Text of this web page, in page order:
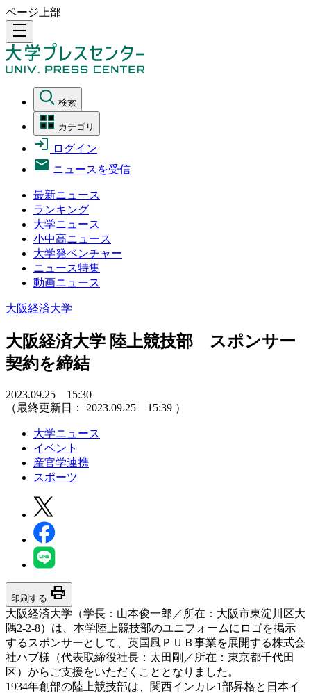
ページ上部
density_medium
検索
カテゴリ
ログイン
ニュースを受信
最新ニュース
ランキング
大学ニュース
小中高ニュース
大学発ベンチャー
ニュース特集
動画ニュース
大阪経済大学
大阪経済大学 陸上競技部 スポンサー
契約を締結
2023.09.25 15:30
（最終更新日： 2023.09.25 15:39 ）
大学ニュース
イベント
産官学連携
スポーツ
印刷する print
大阪経済大学（学長：山本俊一郎／所在：大阪市東淀川区大
隅2-2-8）は、本学陸上競技部のユニフォームにロゴを掲示
するスポンサーとして、英国風ＰＵＢ事業を展開する株式会
社ハブ様（代表取締役社長：太田剛／所在：東京都千代田
区）からご支援をいただくこととなりました。
1934年創部の陸上競技部は、関西インカレ1部昇格と日本イ